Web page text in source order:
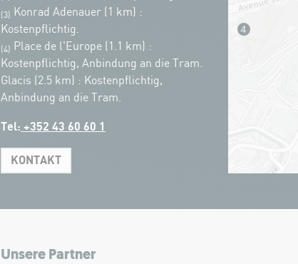
(3) Konrad Adenauer (1 km)
:
Kostenpflichtig.
(4)
Place de l'Europe (1.1 km) :
Kostenpflichtig, Anbindung an die Tram.
Glacis (2.5 km) : Kostenpflichtig,
Anbindung an die Tram.
Tel: +352 43 60 60 1
KONTAKT
Unsere Partner